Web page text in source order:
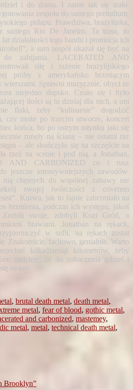
i do domu. I zaiste tak się stało.
zespołu do samego preludium,
pułapu. Prawdziwa, brazylijska,
samego Rio De Janeiro. Ta trasa, to
działalności tego bandu i promocja ich
a sam zespół okazał się być na
do zabijania. LACERATED AND
siłę i rażenie brazylijskiego
próby z amerykańsko brzmiącym
wierszami. Sprawni muzycznie, obyci ze
niejedno dupsko. Czuło się i było
ilości są tu dzisiaj dla nich, a oni
flaki, żeby “kulinarnie” dogodzić
czy może po trzecim utworze, koncert
końca, bo po ostrym młynku jaki się
runęły na ścianę – nie ostatni raz
– ale skończyło się na szczęście na
rzeź na scenie i pod nią, a Jonathan,
AND CARBONIZED co i rusz
jeszcze intensywniejszych zawodów.
nią chętnych do wspólnej zabawy nie
swojej twórczości z coverem
Kurwa, jak to fajnie zabrzmiało na
brzmienia, podczas ich występu, jakoś
Zrobili swoje, zdobyli Kozi Gród, a
brawami. Jonathan na rękach,
w sufit, na rękach został
Znakomicie, fachowo, genialnie. Warto
kilkadziesiąt kilometrów, żeby
nadzieję, że do zobaczenia gdzieś i
nisko!
, brutal death metal, death metal,
metal, fear of blood, gothic metal,
and carbonized, mastemey,
metal, metal, technical death metal,
Brooklyn”